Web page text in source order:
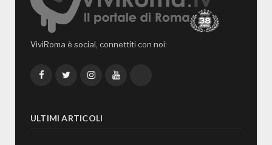
ViviRoma è social, connettiti con noi:
FacebookTwitterInstagramYouTube
ULTIMI ARTICOLI